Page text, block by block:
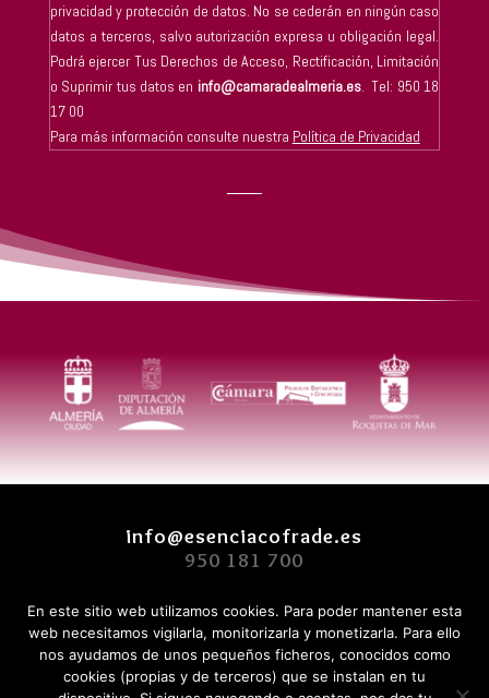
privacidad y protección de datos. No se cederán en ningún caso
datos a terceros, salvo autorización expresa u obligación legal.
Podrá ejercer Tus Derechos de Acceso, Rectificación, Limitación
o Suprimir tus datos en info@camaradealmeria.es. Tel: 950 18
17 00
Para más información consulte nuestra Política de Privacidad
info@esenciacofrade.es
950 181 700
TÉRMINOS Y CONDICIONES
POLÍTICA DE PRIVACIDAD
En este sitio web utilizamos cookies. Para poder mantener esta
web necesitamos vigilarla, monitorizarla y monetizarla. Para ello
nos ayudamos de unos pequeños ficheros, conocidos como
cookies (propias y de terceros) que se instalan en tu